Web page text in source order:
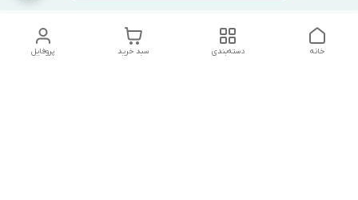
پروفایل سبد خرید دسته‌بندی خانه